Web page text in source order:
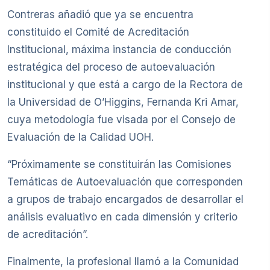
Contreras añadió que ya se encuentra
constituido el Comité de Acreditación
Institucional, máxima instancia de conducción
estratégica del proceso de autoevaluación
institucional y que está a cargo de la Rectora de
la Universidad de O’Higgins, Fernanda Kri Amar,
cuya metodología fue visada por el Consejo de
Evaluación de la Calidad UOH.
“Próximamente se constituirán las Comisiones
Temáticas de Autoevaluación que corresponden
a grupos de trabajo encargados de desarrollar el
análisis evaluativo en cada dimensión y criterio
de acreditación”.
Finalmente, la profesional llamó a la Comunidad